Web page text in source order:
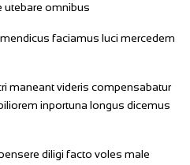
utebare omnibus
faciamus luci mercedem
maneant videris compensabatur
inportuna longus dicemus
diligi facto voles male